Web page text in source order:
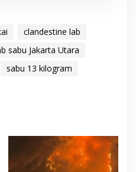
clandestine lab
sabu Jakarta Utara
sabu 13 kilogram